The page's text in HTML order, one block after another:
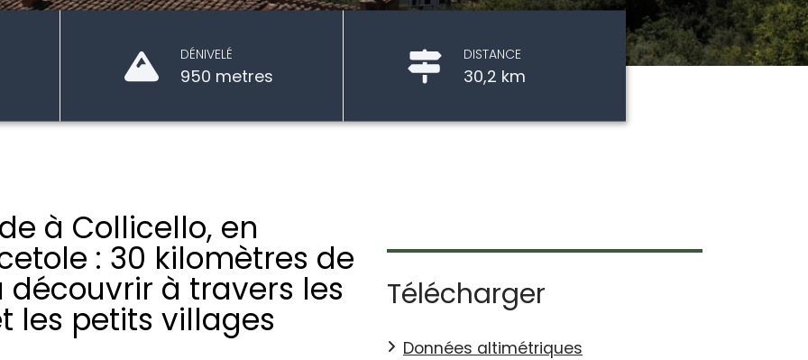
DÉNIVELÉ
950 metres
DISTANCE
30,2 km
à Collicello, en
: 30 kilomètres de
à travers les
les petits villages
Télécharger
Données altimétriques